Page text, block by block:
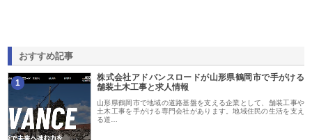
おすすめ記事
1
株式会社アドバンスロードが山形県鶴岡市で手がける
舗装土木工事と求人情報
山形県鶴岡市で地域の道路基盤を支える企業として、舗装工事や
土木工事を手がける専門会社があります。地域住民の生活を支え
る道…